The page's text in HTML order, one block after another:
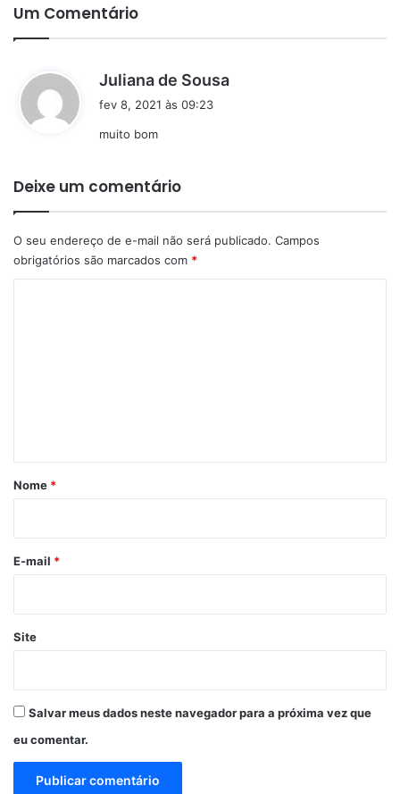
Um Comentário
Juliana de Sousa
fev 8, 2021 às 09:23
muito bom
Deixe um comentário
O seu endereço de e-mail não será publicado. Campos
obrigatórios são marcados com *
r
*
Nome *
E-mail *
Site
Salvar meus dados neste navegador para a próxima vez que
eu comentar.